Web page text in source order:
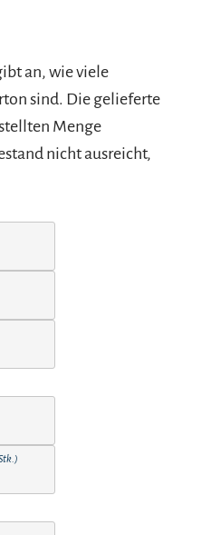
an, wie viele
sind. Die gelieferte
Menge
nicht ausreicht,